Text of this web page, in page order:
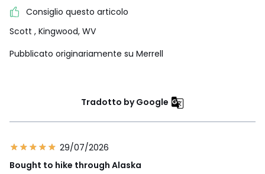
Consiglio questo articolo
Scott , Kingwood, WV
Pubblicato originariamente su Merrell
Tradotto by Google
29/07/2026
Bought to hike through Alaska